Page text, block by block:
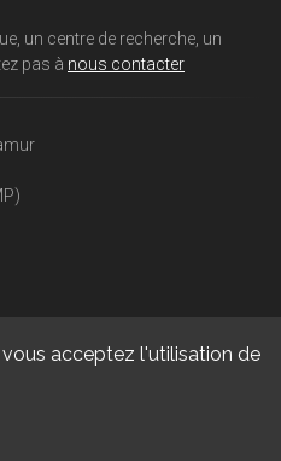
acceptez l'utilisation de
un centre de recherche, un
pas à nous contacter